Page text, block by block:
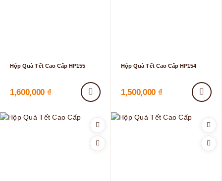
Hộp Quà Tết Cao Cấp HP155
1,600,000 ₫
Hộp Quà Tết Cao Cấp HP154
1,500,000 ₫